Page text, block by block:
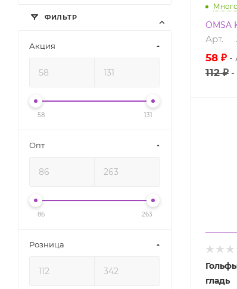
Много
OMSA
Арт.
58 ₽
112 ₽
гладь
ФИЛЬТР
Акция
58 131
Опт
86 263
Розница